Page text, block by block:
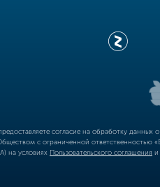
согласие на обработку
с ограниченной
на условиях Пользовательского соглашения и